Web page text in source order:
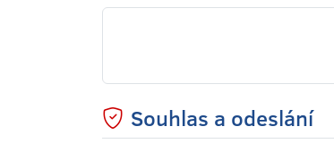
Souhlas a odeslání